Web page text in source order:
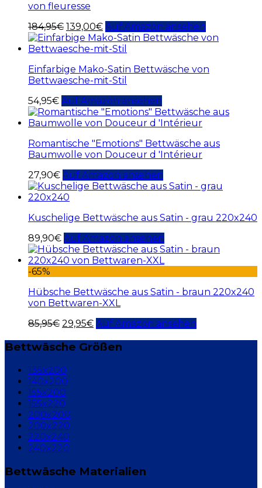
von fleuresse
184,95€ 139,00€ Auf Amazon ansehen
Einfarbige Mako-Satin Bettwäsche von
Bettwaesche-mit-Stil
54,95€ Auf Amazon ansehen
Romantische "Emotions" Bettwäsche aus
Baumwolle von Douceur d 'Intérieur
27,90€ Auf Amazon ansehen
Kuschelige Bettwäsche aus Satin - grau 220x240
89,90€ Auf Amazon ansehen
-65%
Hübsche Bettwäsche aus Satin - braun 220x240
von Bettwaren-XXL
85,95€ 29,95€ Auf Amazon ansehen
Bettwäsche Größen
135x200
140x200
155x200
155x220
200x200
200x220
220x240
240x220
Bettwäsche Materialien